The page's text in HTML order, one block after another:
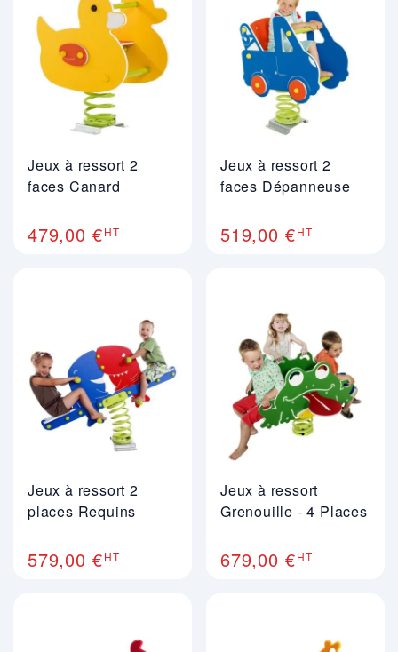
Jeux à ressort 2
faces Canard
479,00 €HT
Jeux à ressort 2
faces Dépanneuse
519,00 €HT
Jeux à ressort 2
places Requins
579,00 €HT
Jeux à ressort
Grenouille - 4 Places
679,00 €HT